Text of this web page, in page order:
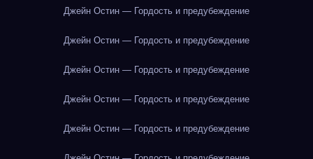
Джейн Остин — Гордость и предубеждение
Джейн Остин — Гордость и предубеждение
Джейн Остин — Гордость и предубеждение
Джейн Остин — Гордость и предубеждение
Джейн Остин — Гордость и предубеждение